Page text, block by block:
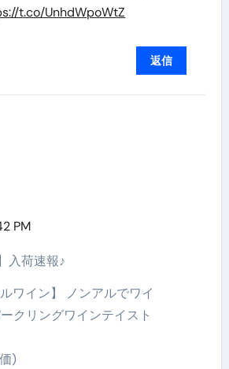
t.co/UnhdWpoWtZ
返信
PM
入荷速報♪
ワイン】 ノンアルでワイ
クリングワインテイスト
)